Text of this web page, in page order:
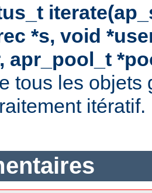
*s, void
apr_pool_t
tous les objets
itératif.